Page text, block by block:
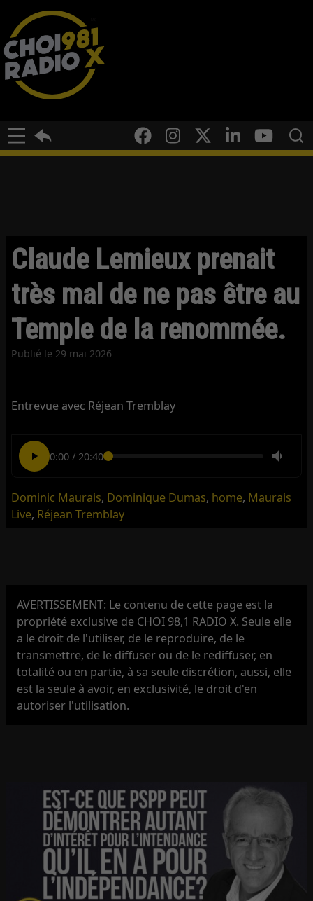
Claude Lemieux prenait
très mal de ne pas être au
Temple de la renommée.
Publié le 29 mai 2026
Entrevue avec Réjean Tremblay
0:00/ 20:40
Dominic Maurais, Dominique Dumas, home, Maurais
Live, Réjean Tremblay
AVERTISSEMENT: Le contenu de cette page est la
propriété exclusive de CHOI 98,1 RADIO X. Seule elle
a le droit de l'utiliser, de le reproduire, de le
transmettre, de le diffuser ou de le rediffuser, en
totalité ou en partie, à sa seule discrétion, aussi, elle
est la seule à avoir, en exclusivité, le droit d'en
autoriser l'utilisation.